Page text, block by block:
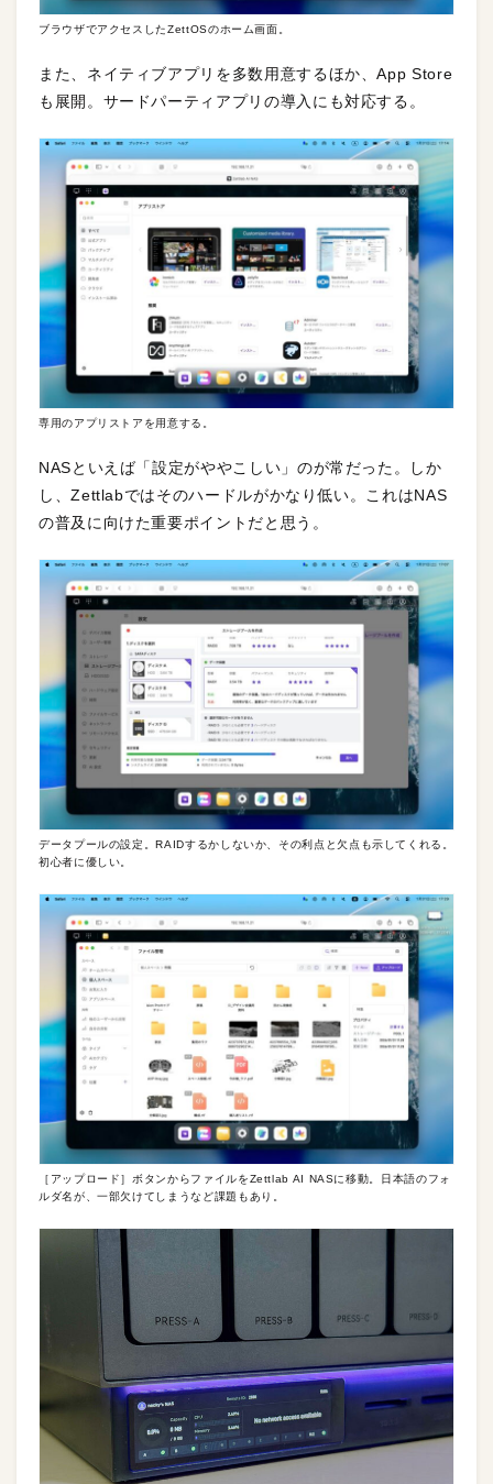
ブラウザでアクセスしたZettOSのホーム画面。
また、ネイティブアプリを多数用意するほか、App Store
も展開。サードパーティアプリの導入にも対応する。
専用のアプリストアを用意する。
NASといえば「設定がややこしい」のが常だった。しか
し、Zettlabではそのハードルがかなり低い。これはNAS
の普及に向けた重要ポイントだと思う。
データプールの設定。RAIDするかしないか、その利点と欠点も示してくれる。
初心者に優しい。
［アップロード］ボタンからファイルをZettlab AI NASに移動。日本語のフォ
ルダ名が、一部欠けてしまうなど課題もあり。